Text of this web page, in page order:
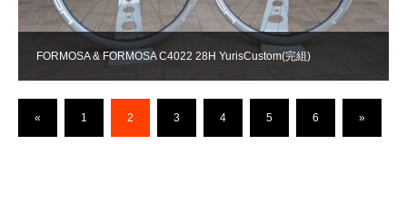
FORMOSA & FORMOSA C4022 28H YurisCustom(完組)
« 1 2 3 4 5 6 »